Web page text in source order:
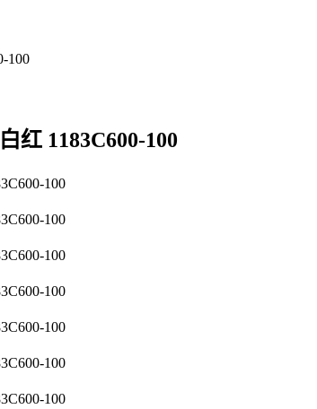
红 1183C600-100